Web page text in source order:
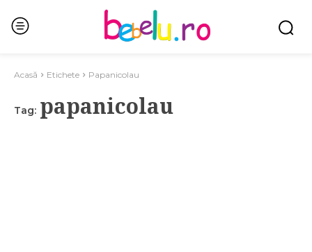
Acasă Etichete Papanicolau
Tag: papanicolau